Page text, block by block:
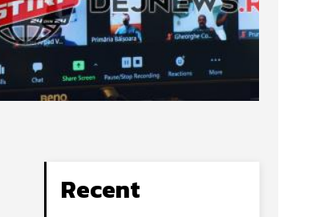
Recent